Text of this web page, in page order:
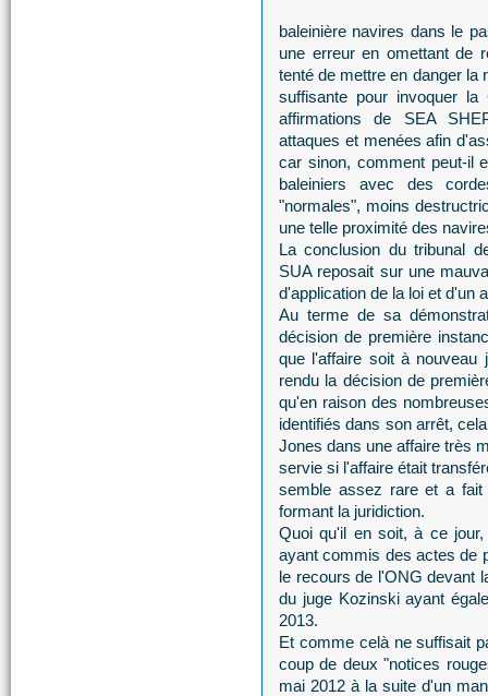
baleinière navires dans le
une erreur en omettant de
tenté de mettre en danger la
suffisante pour invoquer
affirmations de SEA
attaques et menées afin
car sinon, comment peut-il
baleiniers avec des
"normales", moins
une telle proximité des
La conclusion du tribunal
SUA reposait sur une
d'application de la loi et d'un
Au terme de sa
décision de première
que l'affaire soit à nouveau
rendu la décision de
qu'en raison des
identifiés dans son arrêt,
Jones dans une affaire très
servie si l'affaire était
semble assez rare et a
formant la juridiction.
Quoi qu'il en soit, à ce
ayant commis des actes de
le recours de l'ONG devant
du juge Kozinski ayant
2013.
Et comme celà ne suffisait
coup de deux "notices
mai 2012 à la suite d'un